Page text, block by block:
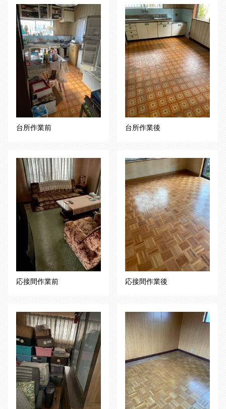
台所作業前 台所作業後
応接間作業前 応接間作業後